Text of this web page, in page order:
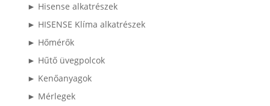
► Hisense alkatrészek
► HISENSE Klíma alkatrészek
► Hőmérők
► Hűtő üvegpolcok
► Kenőanyagok
► Mérlegek